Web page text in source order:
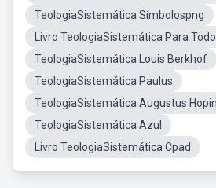
TeologiaSistemática Símbolospng
Livro TeologiaSistemática Para
TeologiaSistemática Louis Berkhof
TeologiaSistemática Paulus
TeologiaSistemática Augustus
TeologiaSistemática Azul
Livro TeologiaSistemática Cpad